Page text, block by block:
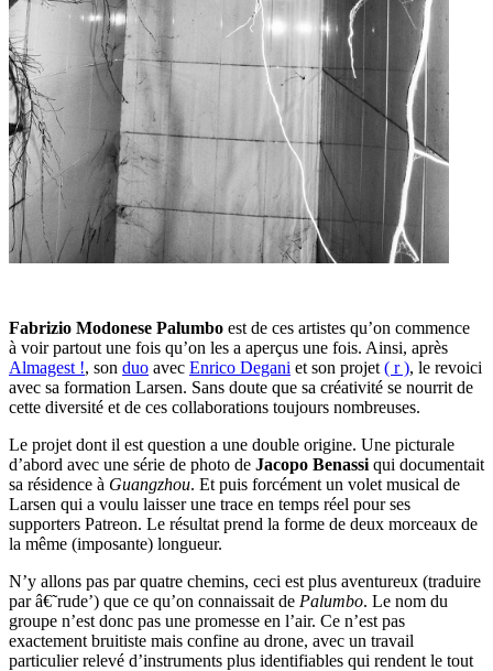
Fabrizio Modonese Palumbo est de ces artistes qu’on commence
à voir partout une fois qu’on les a aperçus une fois. Ainsi, après
Almagest !, son duo avec Enrico Degani et son projet ( r ), le revoici
avec sa formation Larsen. Sans doute que sa créativité se nourrit de
cette diversité et de ces collaborations toujours nombreuses.
Le projet dont il est question a une double origine. Une picturale
d’abord avec une série de photo de Jacopo Benassi qui documentait
sa résidence à Guangzhou. Et puis forcément un volet musical de
Larsen qui a voulu laisser une trace en temps réel pour ses
supporters Patreon. Le résultat prend la forme de deux morceaux de
la même (imposante) longueur.
N’y allons pas par quatre chemins, ceci est plus aventureux (traduire
par â€˜rude’) que ce qu’on connaissait de Palumbo. Le nom du
groupe n’est donc pas une promesse en l’air. Ce n’est pas
exactement bruitiste mais confine au drone, avec un travail
particulier relevé d’instruments plus identifiables qui rendent le tout